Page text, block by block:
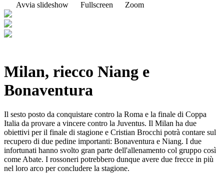
Avvia slideshow
Fullscreen Zoom
Milan, riecco Niang e
Bonaventura
Il sesto posto da conquistare contro la Roma e la finale di Coppa
Italia da provare a vincere contro la Juventus. Il Milan ha due
obiettivi per il finale di stagione e Cristian Brocchi potrà contare sul
recupero di due pedine importanti: Bonaventura e Niang. I due
infortunati hanno svolto gran parte dell'allenamento col gruppo così
come Abate. I rossoneri potrebbero dunque avere due frecce in più
nel loro arco per concludere la stagione.